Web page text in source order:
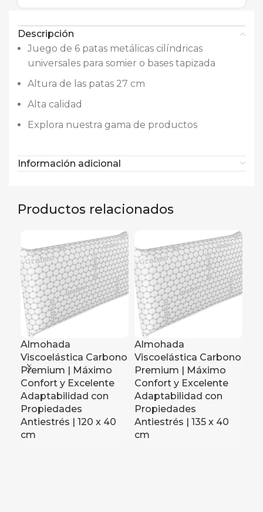
Descripción
Juego de 6 patas metálicas cilíndricas
universales para somier o bases tapizada
Altura de las patas 27 cm
Alta calidad
Explora nuestra gama de productos
Información adicional
Productos relacionados
Almohada
Viscoelástica Carbono
Premium | Máximo
Confort y Excelente
Adaptabilidad con
Propiedades
Antiestrés | 120 x 40
cm
Almohada
Viscoelástica Carbono
Premium | Máximo
Confort y Excelente
Adaptabilidad con
Propiedades
Antiestrés | 135 x 40
cm